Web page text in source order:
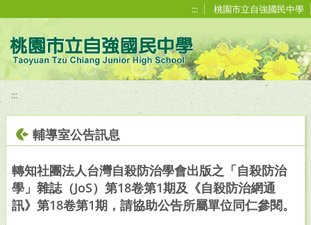
::: 桃園市立自強國民中學
:::
輔導室公告訊息
轉知社團法人台灣自殺防治學會出版之「自殺防治
學」雜誌（JoS）第18卷第1期及《自殺防治網通
訊》第18卷第1期，請協助公告所屬單位同仁參閱。